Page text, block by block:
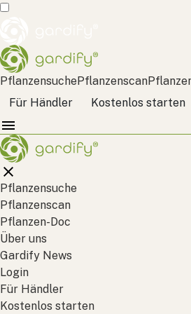
PflanzensuchePflanzenscan
Für Händler
Kostenlos starten
Pflanzensuche
Pflanzenscan
Pflanzen-Doc
Über uns
Gardify News
Login
Für Händler
Kostenlos starten